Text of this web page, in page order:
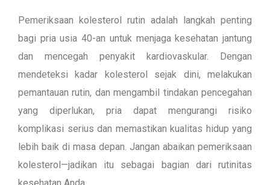
Pemeriksaan kolesterol rutin adalah langkah penting
bagi pria usia 40-an untuk menjaga kesehatan jantung
dan mencegah penyakit kardiovaskular. Dengan
mendeteksi kadar kolesterol sejak dini, melakukan
pemantauan rutin, dan mengambil tindakan pencegahan
yang diperlukan, pria dapat mengurangi risiko
komplikasi serius dan memastikan kualitas hidup yang
lebih baik di masa depan. Jangan abaikan pemeriksaan
kolesterol—jadikan itu sebagai bagian dari rutinitas